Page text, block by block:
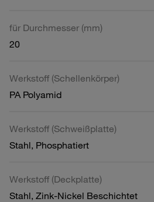
für Durchmesser (mm)
20
Werkstoff (Schellenkörper)
PA Polyamid
Werkstoff (Schweißplatte)
Stahl, Phosphatiert
Werkstoff (Deckplatte)
Stahl, Zink-Nickel Beschichtet